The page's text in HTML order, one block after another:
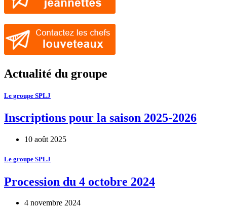
Actualité du groupe
Le groupe SPLJ
Inscriptions pour la saison 2025-2026
10 août 2025
Le groupe SPLJ
Procession du 4 octobre 2024
4 novembre 2024